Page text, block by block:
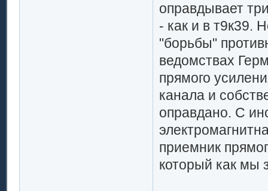
оправдывает
- как и в т9к39.
"борьбы"
ведомствах
прямого
канала и
оправдано. С
приемник
который как мы